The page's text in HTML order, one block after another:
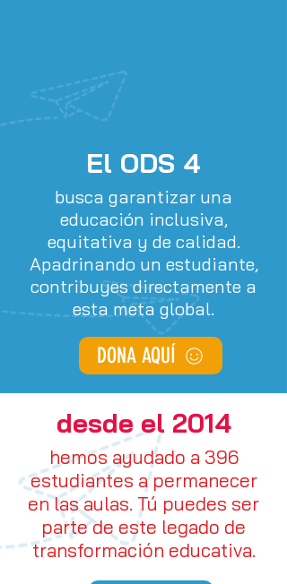
El ODS 4
busca garantizar una
educación inclusiva,
equitativa y de calidad.
Apadrinando un estudiante,
contribuyes directamente a
esta meta global.
DONA AQUÍ
desde el 2014
hemos ayudado a 396
estudiantes a permanecer
en las aulas. Tú puedes ser
parte de este legado de
transformación educativa.